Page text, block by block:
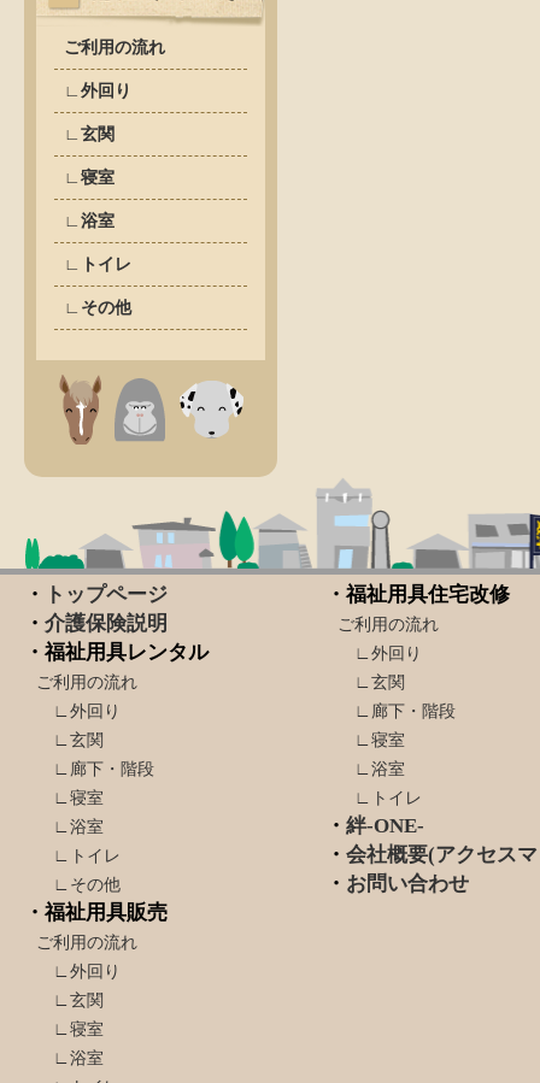
ご利用の流れ
∟外回り
∟玄関
∟寝室
∟浴室
∟トイレ
∟その他
・
トップページ
・ 介護保険説明
・福祉用具レンタル
ご利用の流れ
∟外回り
∟玄関
∟廊下・階段
∟寝室
∟浴室
∟トイレ
∟その他
・福祉用具販売
ご利用の流れ
∟外回り
∟玄関
∟寝室
∟浴室
・福祉用具住宅改修
ご利用の流れ
∟外回り
∟玄関
∟廊下・階段
∟寝室
∟浴室
∟トイレ
・ 絆-ONE-
・ 会社概要(アクセス
・ お問い合わせ